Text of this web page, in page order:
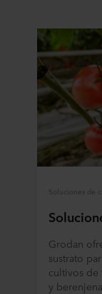
Soluciones de
Grodan
sustrato
cultivos de
y